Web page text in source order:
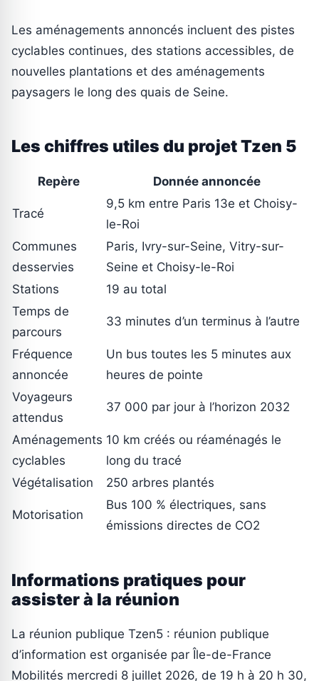
Les aménagements annoncés incluent des pistes
cyclables continues, des stations accessibles, de
nouvelles plantations et des aménagements
paysagers le long des quais de Seine.
Les chiffres utiles du projet Tzen 5
Repère Donnée annoncée
Tracé
9,5 km entre Paris 13e et Choisy-
le-Roi
Communes
desservies
Paris, Ivry-sur-Seine, Vitry-sur-
Seine et Choisy-le-Roi
Stations
19 au total
Temps de
parcours
33 minutes d’un terminus à l’autre
Fréquence
annoncée
Un bus toutes les 5 minutes aux
heures de pointe
Voyageurs
attendus
37 000 par jour à l’horizon 2032
Aménagements
cyclables
10 km créés ou réaménagés le
long du tracé
Végétalisation
250 arbres plantés
Motorisation
Bus 100 % électriques, sans
émissions directes de CO2
Informations pratiques pour
assister à la réunion
La réunion publique Tzen5 : réunion publique
d’information est organisée par Île-de-France
Mobilités mercredi 8 juillet 2026, de 19 h à 20 h 30,